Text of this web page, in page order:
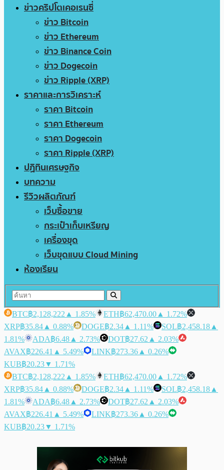
ข่าวคริปโตเคอเรนซี่
ข่าว Bitcoin
ข่าว Ethereum
ข่าว Binance Coin
ข่าว Dogecoin
ข่าว Ripple (XRP)
ราคาและการวิเคราะห์
ราคา Bitcoin
ราคา Ethereum
ราคา Dogecoin
ราคา Ripple (XRP)
ปฏิทินเศรษฐกิจ
บทความ
รีวิวผลิตภัณฑ์
เว็บซื้อขาย
กระเป๋าเก็บเหรียญ
เครื่องขุด
เว็บขุดแบบ Cloud Mining
ห้องเรียน
BTC฿2,128,222 ▲ 1.85% ETH฿62,470.00 ▲ 1.72%
XRP฿35.84 ▲ 0.88% DOGE฿2.34 ▲ 1.11% SOL฿2,458.18 ▲
1.81%
ADA฿6.48 ▲ 2.73% DOT฿27.62 ▲ 2.03%
AVAX฿226.41 ▲ 5.49% LINK฿273.36 ▲ 0.26%
KUB฿20.23▼ 1.71%
BTC฿2,128,222 ▲ 1.85% ETH฿62,470.00 ▲ 1.72%
XRP฿35.84 ▲ 0.88% DOGE฿2.34 ▲ 1.11% SOL฿2,458.18 ▲
1.81%
ADA฿6.48 ▲ 2.73% DOT฿27.62 ▲ 2.03%
AVAX฿226.41 ▲ 5.49% LINK฿273.36 ▲ 0.26%
KUB฿20.23▼ 1.71%